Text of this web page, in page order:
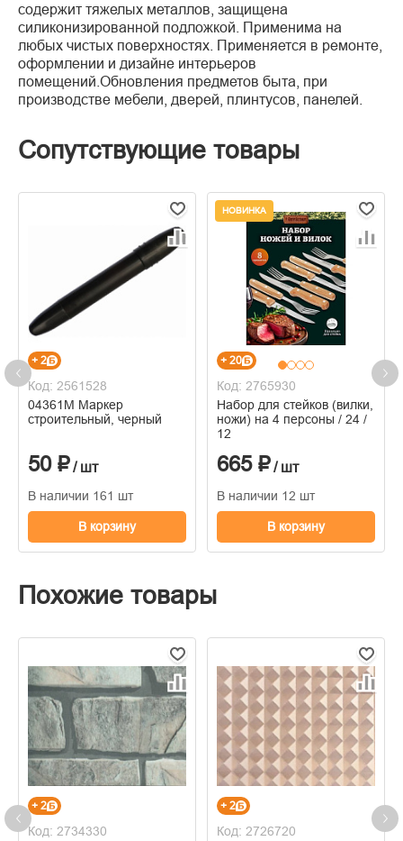
содержит тяжелых металлов, защищена
силиконизированной подложкой. Применима на
любых чистых поверхностях. Применяется в ремонте,
оформлении и дизайне интерьеров
помещений.Обновления предметов быта, при
производстве мебели, дверей, плинтусов, панелей.
Сопутствующие товары
+ 2
Код: 2561528
04361М Маркер
строительный, черный
50 ₽/ шт
В наличии 161 шт
В корзину
НОВИНКА
+ 20
Код: 2765930
Набор для стейков (вилки,
ножи) на 4 персоны / 24 /
12
665 ₽/ шт
В наличии 12 шт
В корзину
Похожие товары
+ 2
Код: 2734330
+ 2
Код: 2726720